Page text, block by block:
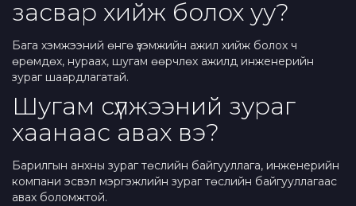
засвар хийж болох уу?
Бага хэмжээний өнгө үзэмжийн ажил хийж болох ч
өрөмдөх, нураах, шугам өөрчлөх ажилд инженерийн
зураг шаардлагатай.
Шугам сүлжээний зураг
хаанаас авах вэ?
Барилгын анхны зураг төслийн байгууллага, инженерийн
компани эсвэл мэргэжлийн зураг төслийн байгууллагаас
авах боломжтой.